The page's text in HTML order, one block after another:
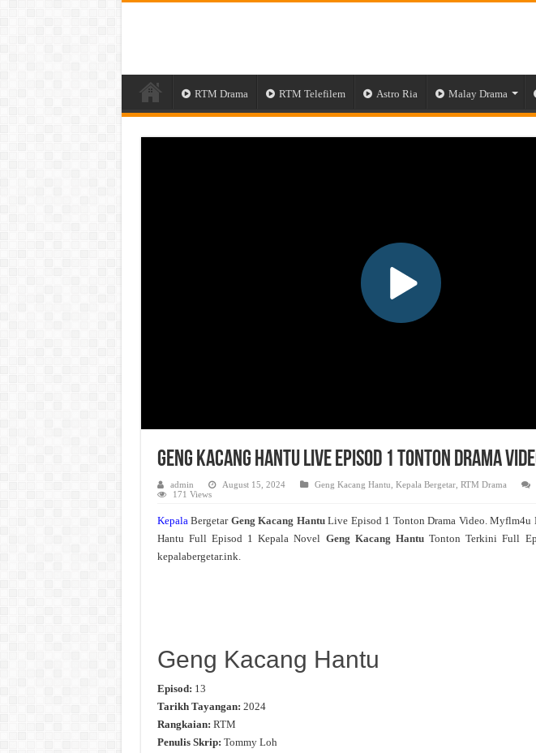
RTM Drama RTM Telefilem Astro Ria Malay Drama
Geng Kacang Hantu Live Episod 1 Tonton Drama
admin August 15, 2024 Geng Kacang Hantu Kepala Bergetar, RTM Drama
171 Views
KepalaBergetar Geng Kacang HantuLive Episod 1 Tonton Drama Video. Myflm4u
Hantu Full Episod 1 Kepala Novel Geng Kacang HantuTonton Terkini Full
kepalabergetar.ink.
Geng Kacang Hantu
Episod: 13
Tarikh Tayangan: 2024
Rangkaian: RTM
Penulis Skrip: Tommy Loh